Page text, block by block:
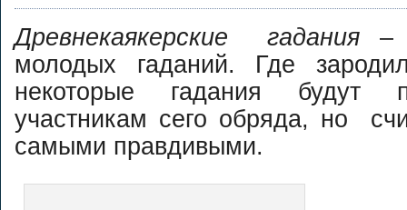
пьешь чай, а
авантюра
подкрадывается к
На этот раз
подкралась в
письма от
японочки ...Далее...
Спасработы
[caption
Древнекаякерские гадания –
молодых гаданий. Где
некоторые гадания будут
участникам сего обряда, но
самыми правдивыми.